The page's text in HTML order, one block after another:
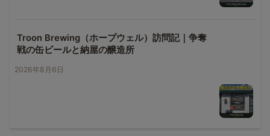
Troon Brewing（ホープウェル）訪問記｜争奪
戦の缶ビールと納屋の醸造所
2026年8月6日